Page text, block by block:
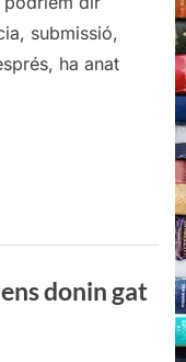
submissió,
ha anat
donin gat